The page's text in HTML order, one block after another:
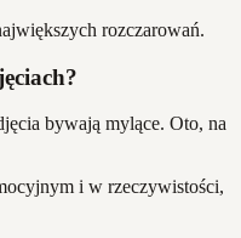
rozczarowań.
bywają mylące. Oto, na